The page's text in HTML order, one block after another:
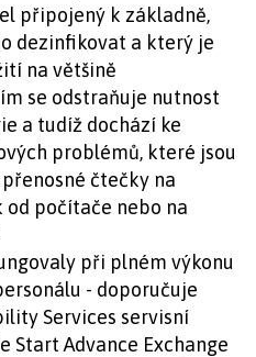
připojený k základně,
dezinfikovat a který je
na většině
se odstraňuje nutnost
a tudíž dochází ke
problémů, které jsou
čtečky na
počítače nebo na
při plném výkonu
- doporučuje
Services servisní
Start Advance Exchange